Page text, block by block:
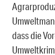
dass die